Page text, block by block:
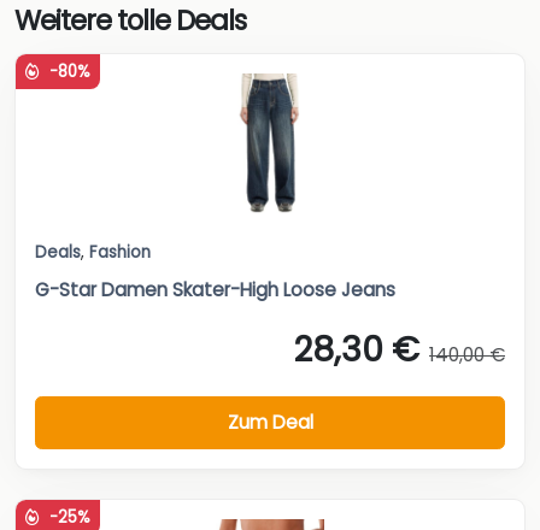
Weitere tolle Deals
-80%
Deals, Fashion
G-Star Damen Skater-High Loose Jeans
28,30 € 140,00 €
Zum Deal
-25%